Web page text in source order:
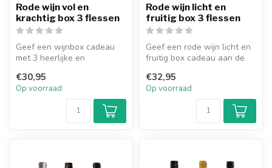
Rode wijn vol en
krachtig box 3 flessen
Geef een wijnbox cadeau
met 3 heerlijke en
en kracht...
€30,95
Op voorraad
Rode wijn licht en
fruitig box 3 flessen
Geef een rode wijn licht en
fruitig box cadeau aan de
€32,95
Op voorraad